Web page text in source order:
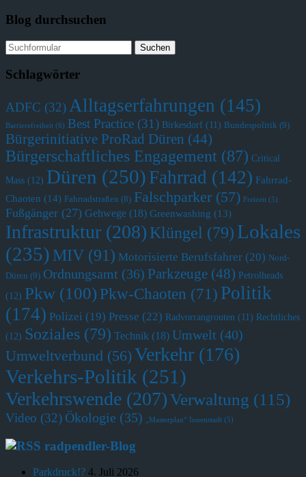
Blog durchsuchen
Schlagwörter
ADFC (32)Alltagserfahrungen (145)
Barrierefreiheit (6) Best Practice (31) Birkesdorf (11) Bundespolitik (9)
Bürgerinitiative ProRad Düren (44)
Bürgerschaftliches Engagement (87) Critical
Mass (12) Düren (250) Fahrrad (142) Fahrrad-
Chaoten (14) Fahrradstraßen (8) Falschparker (57) Freizeit (5)
Fußgänger (27) Gehwege (18) Greenwashing (13)
Infrastruktur (208) Klüngel (79) Lokales
(235) MIV (91) Motorisierte Berufsfahrer (20) Nord-
Düren (9) Ordnungsamt (36) Parkzeuge (48) Petrolheads
(12) Pkw (100) Pkw-Chaoten (71) Politik
(174) Polizei (19) Presse (22) Radvorrangrouten (11) Rechtliches
(12) Soziales (79) Technik (18) Umwelt (40)
Umweltverbund (56)Verkehr (176)
Verkehrs-Politik (251)
Verkehrswende (207)Verwaltung (115)
Video (32) Ökologie (35) „Masterplan“ Innenstadt (5)
radpendler-Blog
Parkdruck!? 4. Juli 2026